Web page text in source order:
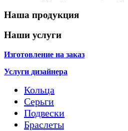
Наша продукция
Наши услуги
Изготовление на заказ
Услуги дизайнера
Кольца
Серьги
Подвески
Браслеты